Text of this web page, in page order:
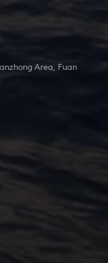
Area, Fuan